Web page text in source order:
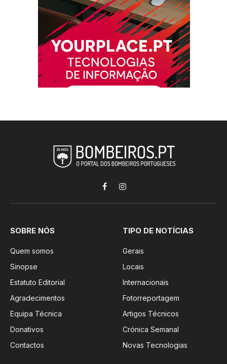
FacebookInstagram
SOBRE NÓS
Quem somos
Sinopse
Estatuto Editorial
Agradecimentos
Equipa Técnica
Donativos
Contactos
TIPO DE NOTÍCIAS
Gerais
Locais
Internacionais
Fotorreportagem
Artigos Técnicos
Crónica Semanal
Novas Tecnologias